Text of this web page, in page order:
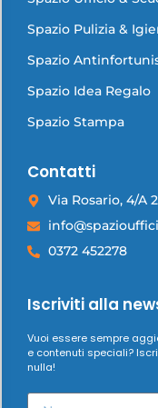
Spazio Pulizia &
Spazio
Spazio Idea Regalo
Spazio Stampa
Contatti
Via Rosario, 4/A
0372 452278
Iscriviti alla
Vuoi essere sempre
e contenuti speciali?
nulla!